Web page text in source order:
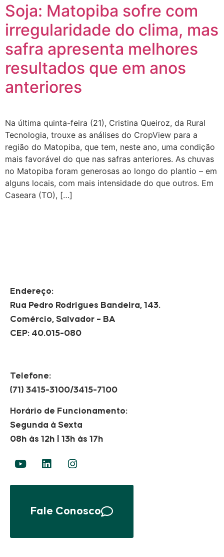
Soja: Matopiba sofre com
irregularidade do clima, mas
safra apresenta melhores
resultados que em anos
anteriores
Na última quinta-feira (21), Cristina Queiroz, da Rural
Tecnologia, trouxe as análises do CropView para a
região do Matopiba, que tem, neste ano, uma condição
mais favorável do que nas safras anteriores. As chuvas
no Matopiba foram generosas ao longo do plantio – em
alguns locais, com mais intensidade do que outros. Em
Caseara (TO), […]
Endereço:
Rua Pedro Rodrigues Bandeira, 143.
Comércio, Salvador – BA
CEP: 40.015-080
Telefone:
(71) 3415-3100/3415-7100
Horário de Funcionamento:
Segunda à Sexta
08h às 12h | 13h às 17h
Fale Conosco